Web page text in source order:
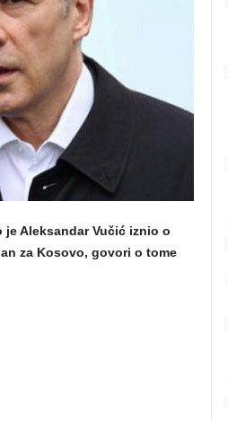
Aleksandar Vučić iznio o
za Kosovo, govori o tome